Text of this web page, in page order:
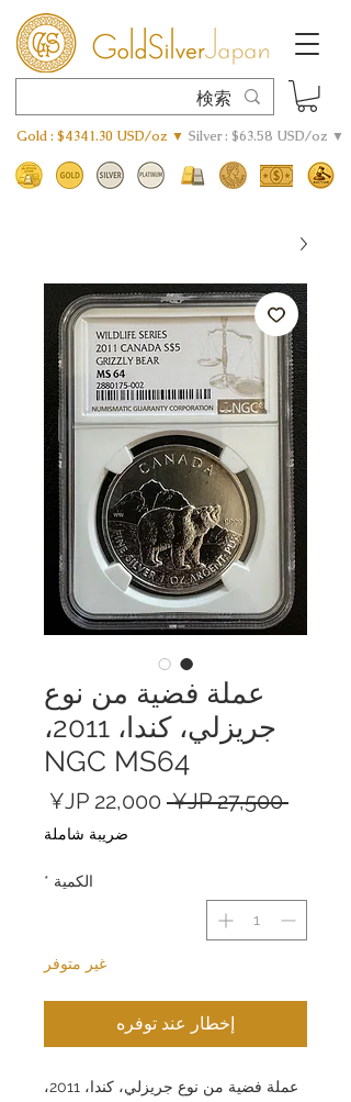
Gold : $4341.30 USD/oz ▼ Silver : $63.58 USD/oz ▼
عملة فضية من نوع
جريزلي، كندا، 2011،
NGC MS64
‏27,500 JP¥
سعر
البيعضريبة شاملة
الكمية *
غير متوفر
إخطار عند توفره
عملة فضية من نوع جريزلي، كندا، 2011،